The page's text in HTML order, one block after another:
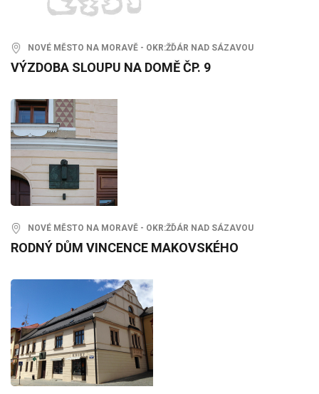
NOVÉ MĚSTO NA MORAVĚ - OKR:ŽĎÁR NAD SÁZAVOU
VÝZDOBA SLOUPU NA DOMĚ ČP. 9
NOVÉ MĚSTO NA MORAVĚ - OKR:ŽĎÁR NAD SÁZAVOU
RODNÝ DŮM VINCENCE MAKOVSKÉHO